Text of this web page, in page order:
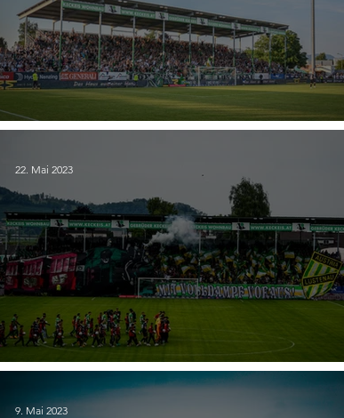
32. SC Austria Lustenau - TSV Hartberg
30. SC Austria Lustenau - WSG Tirol
22. Mai 2023
9. Mai 2023